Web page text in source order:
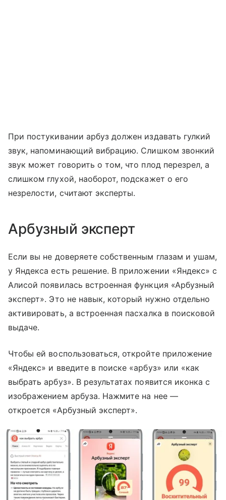
При постукивании арбуз должен издавать гулкий
звук, напоминающий вибрацию. Слишком звонкий
звук может говорить о том, что плод перезрел, а
слишком глухой, наоборот, подскажет о его
незрелости, считают эксперты.
Арбузный эксперт
Если вы не доверяете собственным глазам и ушам,
у Яндекса есть решение. В приложении «Яндекс» с
Алисой появилась встроенная функция «Арбузный
эксперт». Это не навык, который нужно отдельно
активировать, а встроенная пасхалка в поисковой
выдаче.
Чтобы ей воспользоваться, откройте приложение
«Яндекс» и введите в поиске «арбуз» или «как
выбрать арбуз». В результатах появится иконка с
изображением арбуза. Нажмите на нее —
откроется «Арбузный эксперт».